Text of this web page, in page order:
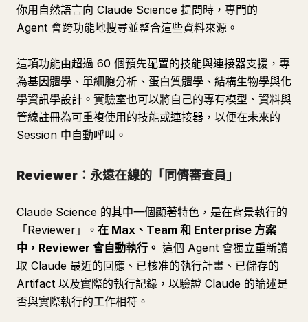
你用自然語言向 Claude Science 提問時，專門的
Agent 會跨功能地搜尋並整合這些資料來源。
這項功能由超過 60 個預先配置的技能與連接器支援，專
為基因體學、單細胞分析、蛋白質體學、結構生物學與化
學資訊學設計。實驗室也可以將自己的專有模型、資料與
管線註冊為可重複使用的技能或連接器，以便在未來的
Session 中自動呼叫。
Reviewer：永遠在線的「同儕審查員」
Claude Science 的其中一個顯著特色，是在背景執行的
「Reviewer」。 在 Max、Team 和 Enterprise 方案
中，Reviewer 會自動執行。 這個 Agent 會獨立重新讀
取 Claude 最近的回應、已核准的執行計畫、已儲存的
Artifact 以及實際的執行記錄，以驗證 Claude 的論述是
否與實際執行的工作相符。